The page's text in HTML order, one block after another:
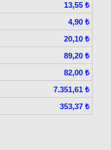
13,55 ₺
4,90 ₺
20,10 ₺
89,20 ₺
82,00 ₺
7.351,61 ₺
353,37 ₺